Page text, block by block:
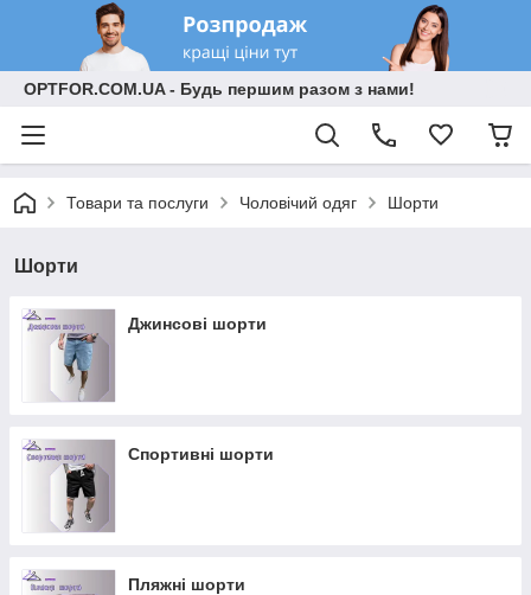
OPTFOR.COM.UA - Будь першим разом з нами!
Товари та послуги Чоловічий одяг Шорти
Шорти
Джинсові шорти
Спортивні шорти
Пляжні шорти